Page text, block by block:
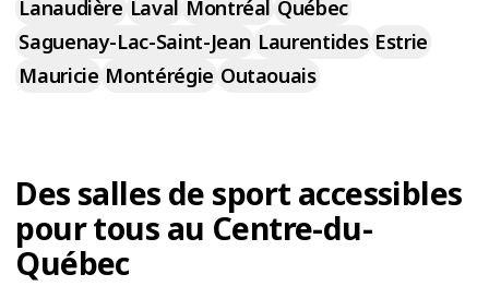
Lanaudière Laval Montréal Québec
Saguenay-Lac-Saint-Jean Laurentides Estrie
Mauricie Montérégie Outaouais
Des salles de sport accessibles
pour tous au Centre-du-
Québec